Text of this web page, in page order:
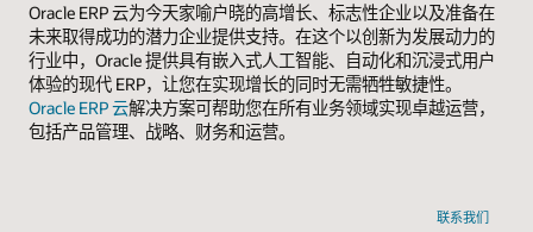
联系我们
Oracle ERP 云为今天家喻户晓的高增长、标志性企业以及准备在
未来取得成功的潜力企业提供支持。在这个以创新为发展动力的
行业中，Oracle 提供具有嵌入式人工智能、自动化和沉浸式用户
体验的现代 ERP，让您在实现增长的同时无需牺牲敏捷性。
Oracle ERP 云解决方案可帮助您在所有业务领域实现卓越运营，
包括产品管理、战略、财务和运营。